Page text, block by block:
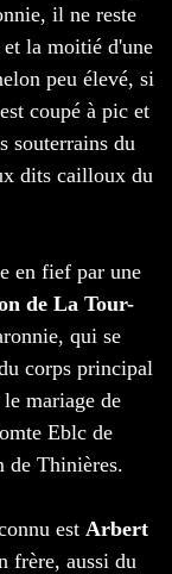
il ne reste
la moitié d'une
peu élevé, si
coupé à pic et
souterrains du
dits cailloux du
en fief par une
de La Tour-
qui se
corps principal
mariage de
Eblc de
de Thinières.
est Arbert
frère, aussi du